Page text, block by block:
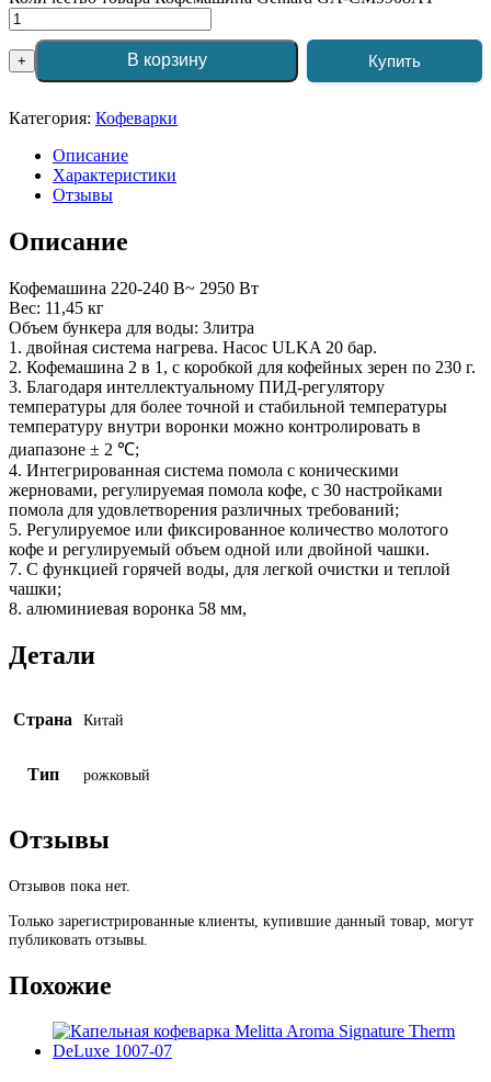
+ В корзину Купить
Категория: Кофеварки
Описание
Характеристики
Отзывы
Описание
Кофемашина 220-240 В~ 2950 Вт
Вес: 11,45 кг
Объем бункера для воды: 3литра
1. двойная система нагрева. Насос ULKA 20 бар.
2. Кофемашина 2 в 1, с коробкой для кофейных зерен по 230 г.
3. Благодаря интеллектуальному ПИД-регулятору
температуры для более точной и стабильной температуры
температуру внутри воронки можно контролировать в
диапазоне ± 2 ℃;
4. Интегрированная система помола с коническими
жерновами, регулируемая помола кофе, с 30 настройками
помола для удовлетворения различных требований;
5. Регулируемое или фиксированное количество молотого
кофе и регулируемый объем одной или двойной чашки.
7. С функцией горячей воды, для легкой очистки и теплой
чашки;
8. алюминиевая воронка 58 мм,
Детали
Страна Китай
Тип рожковый
Отзывы
Отзывов пока нет.
Только зарегистрированные клиенты, купившие данный товар, могут
публиковать отзывы.
Похожие